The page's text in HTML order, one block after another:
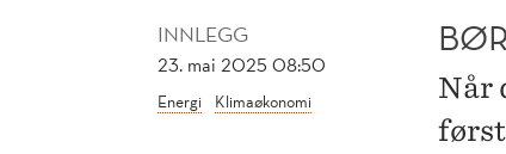
INNLEGG
23. mai 2025 08:50
Energi Klimaøkonomi
Når